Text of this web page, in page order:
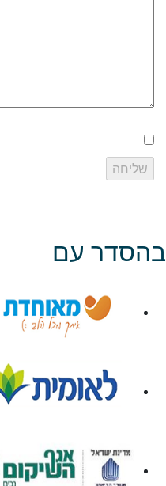
בהסדר עם